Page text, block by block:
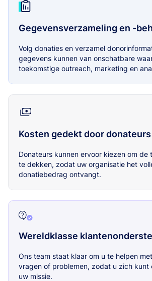
Gegevensverzameling en -
Volg donaties en verzamel
gegevens kunnen van onschatbare
toekomstige outreach, marketing en
Kosten gedekt door donateurs
Donateurs kunnen ervoor kiezen om de
te dekken, zodat uw organisatie het
donatiebedrag ontvangt.
Wereldklasse
Ons team staat klaar om u te helpen
vragen of problemen, zodat u zich kunt
uw missie.